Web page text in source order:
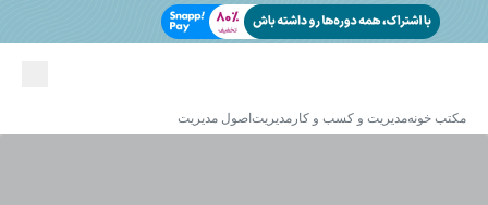
مکتب خونهمدیریت و کسب و کار مدیریت اصول مدیریت